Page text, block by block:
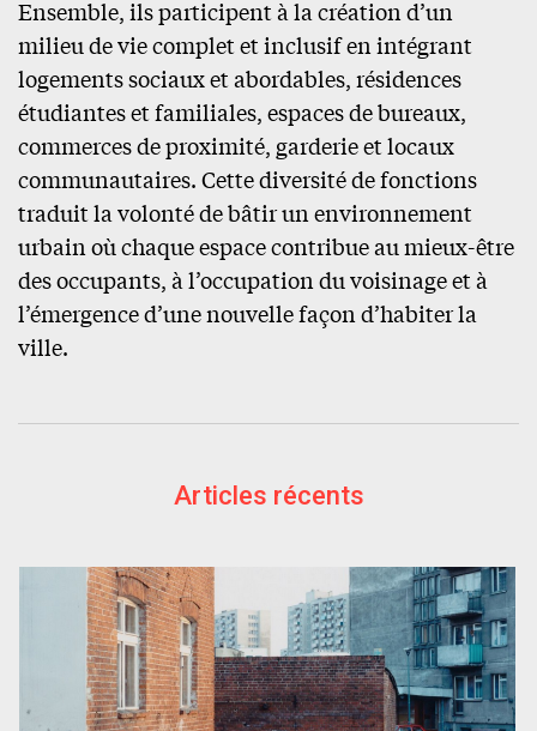
Ensemble, ils participent à la création d’un
milieu de vie complet et inclusif en intégrant
logements sociaux et abordables, résidences
étudiantes et familiales, espaces de bureaux,
commerces de proximité, garderie et locaux
communautaires. Cette diversité de fonctions
traduit la volonté de bâtir un environnement
urbain où chaque espace contribue au mieux-être
des occupants, à l’occupation du voisinage et à
l’émergence d’une nouvelle façon d’habiter la
ville.
Articles récents